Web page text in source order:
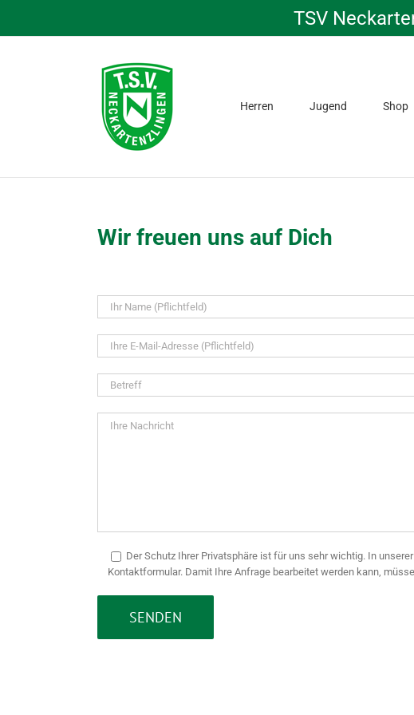
content
TSV
Herren Jugend Shop
Wir freuen uns auf Dich
lassen
Sie
dieses
Feld
Der Schutz Ihrer Privatsphäre ist für uns sehr wichtig. In unserer
Kontaktformular. Damit Ihre Anfrage bearbeitet werden kann,